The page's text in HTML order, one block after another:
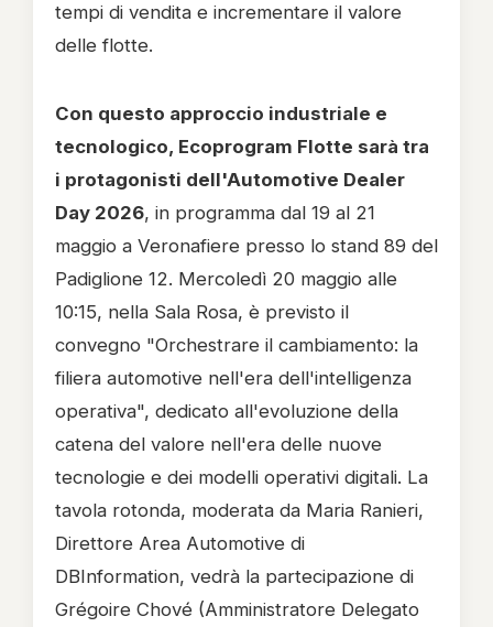
tempi di vendita e incrementare il valore
delle flotte.
Con questo approccio industriale e
tecnologico, Ecoprogram Flotte sarà tra
i protagonisti dell'Automotive Dealer
Day 2026, in programma dal 19 al 21
maggio a Veronafiere presso lo stand 89 del
Padiglione 12. Mercoledì 20 maggio alle
10:15, nella Sala Rosa, è previsto il
convegno "Orchestrare il cambiamento: la
filiera automotive nell'era dell'intelligenza
operativa", dedicato all'evoluzione della
catena del valore nell'era delle nuove
tecnologie e dei modelli operativi digitali. La
tavola rotonda, moderata da Maria Ranieri,
Direttore Area Automotive di
DBInformation, vedrà la partecipazione di
Grégoire Chové (Amministratore Delegato